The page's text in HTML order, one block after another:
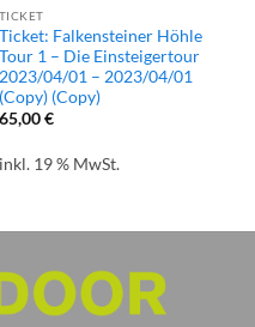
TICKET
Ticket: Falkensteiner Höhle
Tour 1 – Die Einsteigertour
2023/04/01 – 2023/04/01
(Copy) (Copy)
65,00€
inkl. 19 % MwSt.